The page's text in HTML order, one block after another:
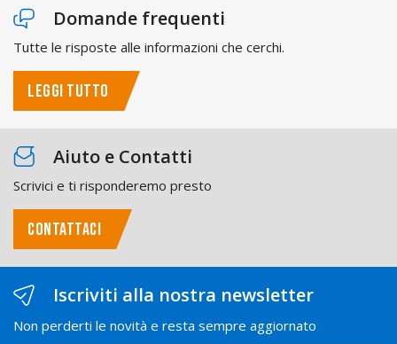
Domande frequenti
Tutte le risposte alle informazioni che cerchi.
LEGGI TUTTO
Aiuto e Contatti
Scrivici e ti risponderemo presto
CONTATTACI
Iscriviti alla nostra newsletter
Non perderti le novità e resta sempre aggiornato